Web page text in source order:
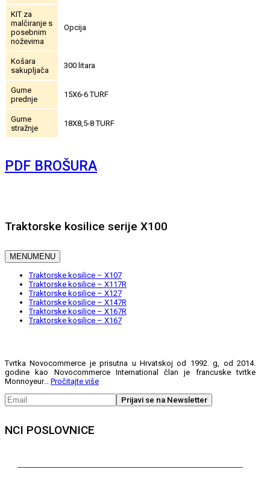
KIT za
malčiranje s
posebnim
noževima
Opcija
Košara
sakupljača
300 litara
Gume
prednje
15X6-6 TURF
Gume
stražnje
18X8,5-8 TURF
PDF BROŠURA
Traktorske kosilice serije X100
MENUMENU
Traktorske kosilice – X107
Traktorske kosilice – X117R
Traktorske kosilice – X127
Traktorske kosilice – X147R
Traktorske kosilice – X167R
Traktorske kosilice – X167
Tvrtka Novocommerce je prisutna u Hrvatskoj od 1992. g, od 2014.
godine kao Novocommerce International član je francuske tvrtke
Monnoyeur… Pročitajte više
NCI POSLOVNICE